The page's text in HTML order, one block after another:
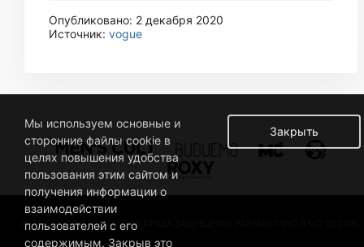
Опубликовано: 2 декабря 2020
Источник: vogue
© 2019 BUSINESSMAN. ВСЕ ПРАВА ЗАЩИЩЕНЫ. РАЗРАБОТАНО В MC DESIGN.
Закрыть
Мы используем основные и
сторонние файлы cookie в
целях повышения удобства
пользования этим сайтом и
получения информации о
взаимодействии
пользователей с его
содержимым. Закрыв это